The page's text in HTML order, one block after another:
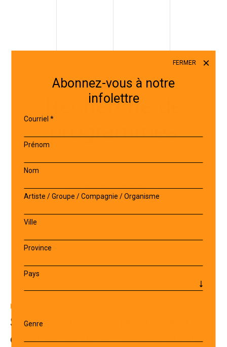
Recherche de
programmes
Chercher un programme
INITIATIVES COLLECTIVES
Soutien aux entrepreneur.e.s et
organismes de la musique œuvrant
FERMER
Abonnez-vous à notre
infolettre
Courriel*
Prénom
Nom
Artiste / Groupe / Compagnie / Organisme
Ville
Province
Pays
Genre